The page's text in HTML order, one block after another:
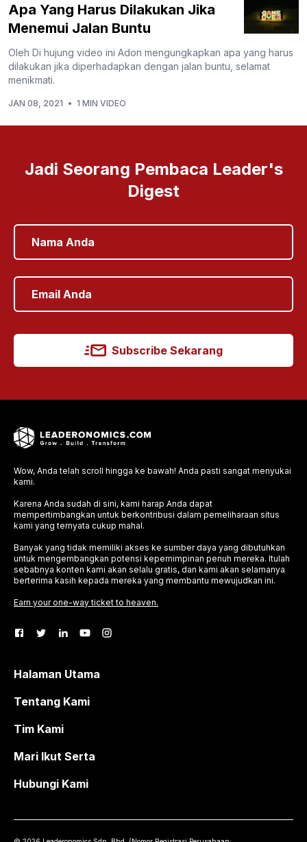
Apa Yang Harus Dilakukan Jika
Menemui Jalan Buntu
Oleh Di hujung video ini Adon mengungkapkan apa yang harus
dilakukan jika diperhadapkan dengan jalan buntu, selamat
menikmati.
JAN 08, 2021 • 1 MIN VIDEO
Jadi Seorang Pembaca Leader's
Digest
Subscribe Sekarang
Wow, Anda telah scroll hingga ke bawah! Anda pasti sangat menyukai
kami.
Karena Anda sudah di sini, kami harap Anda dapat
mempertimbangkan untuk berkontribusi dalam pemeliharaan situs
kami yang ternyata cukup mahal.
Banyak yang tidak memiliki akses ke sumber daya yang dibutuhkan
untuk mengembangkan potensi kepemimpinan penuh mereka. Itulah
sebabnya konten kami akan selalu gratis, dan kami akan selamanya
berterima kasih kepada mereka yang membantu mewujudkan ini.
Earn your one-way ticket to heaven.
Halaman Utama
Tentang Kami
Tim Kami
Mari Ikut Serta
Hubungi Kami